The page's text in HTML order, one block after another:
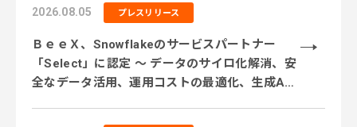
2026.08.05 プレスリリース
ＢｅｅＸ、Snowflakeのサービスパートナー
「Select」に認定 ～ データのサイロ化解消、安
全なデータ活用、運用コストの最適化、生成AI